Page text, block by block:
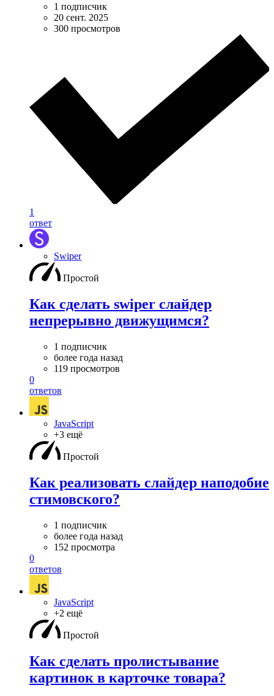
1 подписчик
20 сент. 2025
300 просмотров
1
ответ
Swiper
Простой
Как сделать swiper слайдер
непрерывно движущимся?
1 подписчик
более года назад
119 просмотров
0
ответов
JavaScript
+3 ещё
Простой
Как реализовать слайдер наподобие
стимовского?
1 подписчик
более года назад
152 просмотра
0
ответов
JavaScript
+2 ещё
Простой
Как сделать пролистывание
картинок в карточке товара?